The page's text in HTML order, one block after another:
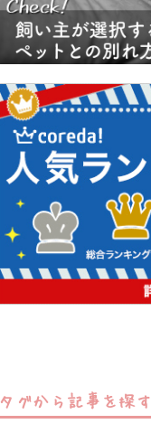
タグから記事を探す